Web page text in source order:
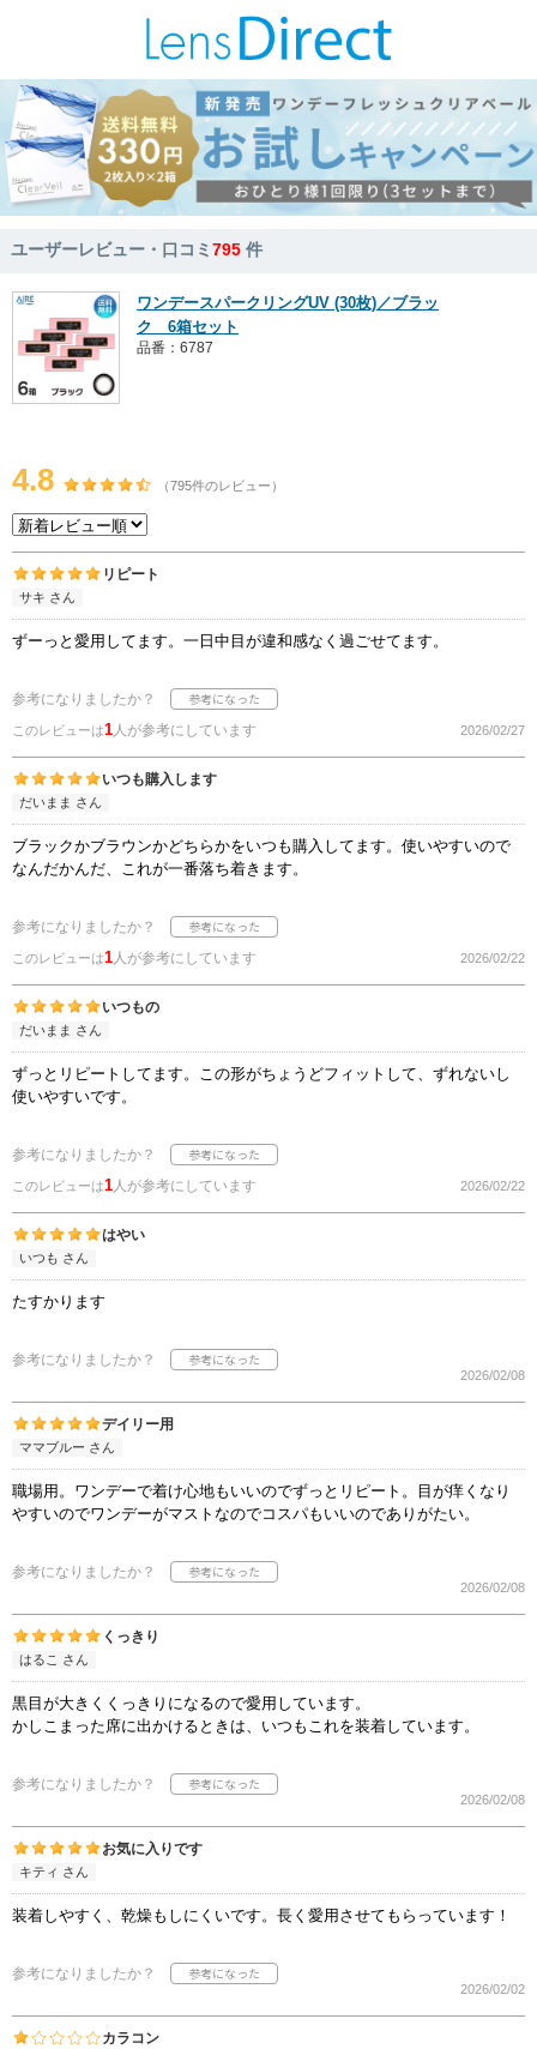
ユーザーレビュー・口コミ795 件
ワンデースパークリングUV (30枚)／ブラッ
ク 6箱セット
品番：6787
4.8 （795件のレビュー）
リピート
サキ さん
ずーっと愛用してます。一日中目が違和感なく過ごせてます。
参考になりましたか？
このレビューは1人が参考にしています 2026/02/27
いつも購入します
だいまま さん
ブラックかブラウンかどちらかをいつも購入してます。使いやすいので
なんだかんだ、これが一番落ち着きます。
参考になりましたか？
このレビューは1人が参考にしています 2026/02/22
いつもの
だいまま さん
ずっとリピートしてます。この形がちょうどフィットして、ずれないし
使いやすいです。
参考になりましたか？
このレビューは1人が参考にしています 2026/02/22
はやい
いつも さん
たすかります
参考になりましたか？
2026/02/08
デイリー用
ママブルー さん
職場用。ワンデーで着け心地もいいのでずっとリピート。目が痒くなり
やすいのでワンデーがマストなのでコスパもいいのでありがたい。
参考になりましたか？
2026/02/08
くっきり
はるこ さん
黒目が大きくくっきりになるので愛用しています。
かしこまった席に出かけるときは、いつもこれを装着しています。
参考になりましたか？
2026/02/08
お気に入りです
キティ さん
装着しやすく、乾燥もしにくいです。長く愛用させてもらっています！
参考になりましたか？
2026/02/02
カラコン